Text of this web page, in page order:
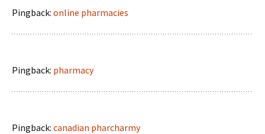
Pingback: online pharmacies
Pingback: pharmacy
Pingback: canadian pharcharmy